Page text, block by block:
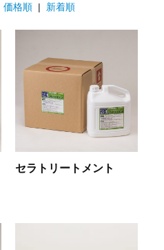
価格順| 新着順
セラトリートメント